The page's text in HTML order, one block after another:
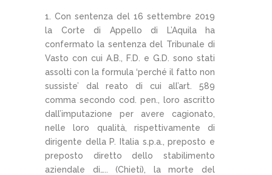
1. Con sentenza del 16 settembre 2019
la Corte di Appello di L’Aquila ha
confermato la sentenza del Tribunale di
Vasto con cui A.B., F.D. e G.D. sono stati
assolti con la formula ‘perché il fatto non
sussiste’ dal reato di cui all’art. 589
comma secondo cod. pen., loro ascritto
dall’imputazione per avere cagionato,
nelle loro qualità, rispettivamente di
dirigente della P. Italia s.p.a., preposto e
preposto diretto dello stabilimento
aziendale di….. (Chieti), la morte del